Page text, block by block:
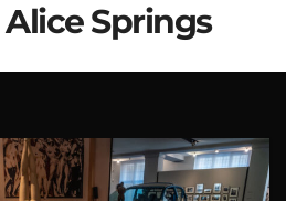
Alice Springs